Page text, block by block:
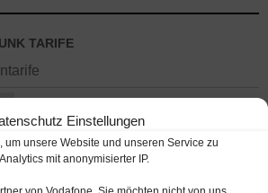
Einstellungen
um unsere Website und unseren Service zu
mit anonymisierter IP.
TARIFE
Vertrag